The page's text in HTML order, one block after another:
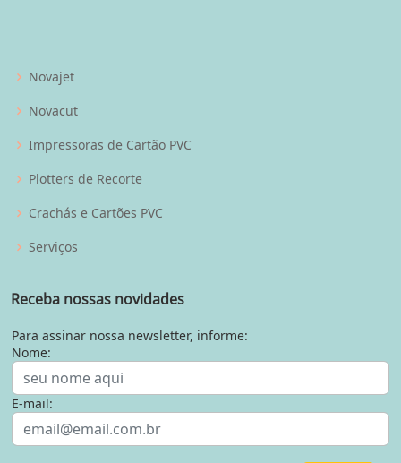
Novajet
Novacut
Impressoras de Cartão PVC
Plotters de Recorte
Crachás e Cartões PVC
Serviços
Receba nossas novidades
Para assinar nossa newsletter, informe:
Nome:
E-mail: